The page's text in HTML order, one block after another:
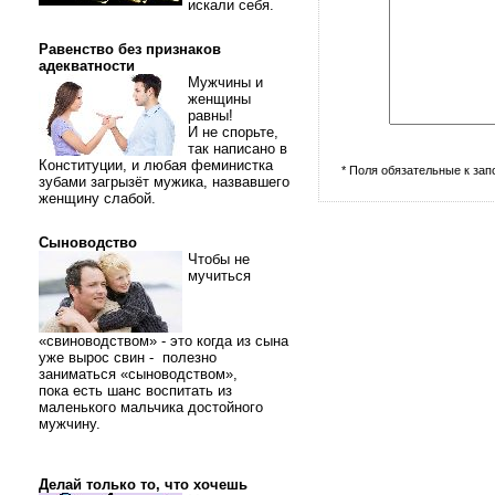
искали себя.
Равенство без признаков
адекватности
Мужчины и
женщины
равны!
И не спорьте,
так написано в
Конституции, и любая феминистка
зубами загрызёт мужика, назвавшего
женщину слабой.
Сыноводство
Чтобы не
мучиться
«свиноводством» - это когда из сына
уже вырос свин - полезно
заниматься «сыноводством»,
пока есть шанс воспитать из
маленького мальчика достойного
мужчину.
Делай только то, что хочешь
* Поля обязательные к